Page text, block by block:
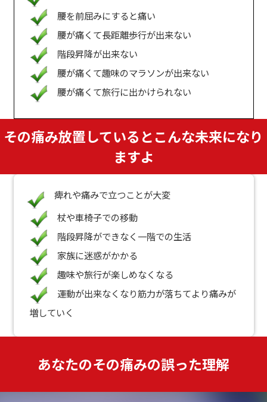
腰を前屈みにすると痛い
腰が痛くて長距離歩行が出来ない
階段昇降が出来ない
腰が痛くて趣味のマラソンが出来ない
腰が痛くて旅行に出かけられない
その痛み放置しているとこんな未来になり
ますよ
痺れや痛みで立つことが大変
杖や車椅子での移動
階段昇降ができなく一階での生活
家族に迷惑がかかる
趣味や旅行が楽しめなくなる
運動が出来なくなり筋力が落ちてより痛みが
増していく
あなたのその痛みの誤った理解